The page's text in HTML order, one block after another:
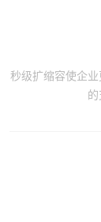
秒级扩缩容使企